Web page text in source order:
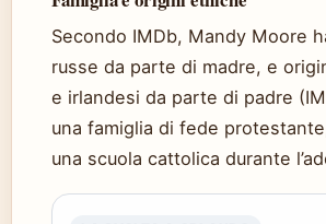
Secondo IMDb, Mandy Moore
russe da parte di madre, e
e irlandesi da parte di padre
una famiglia di fede
una scuola cattolica durante